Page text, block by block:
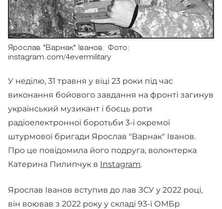
Ярослав "Варнак" Іванов. Фото:
instagram.com/4evermilitary
У неділю, 31 травня у віці 23 роки під час
виконання бойового завдання на фронті загинув
український музикант і боєць роти
радіоелектронної боротьби 3-ї окремої
штурмової бригади Ярослав "Варнак" Іванов.
Про це повідомила його подруга, волонтерка
Катерина Пилипчук в Instagram.
Ярослав Іванов вступив до лав ЗСУ у 2022 році,
він воював з 2022 року у складі 93-ї ОМБр